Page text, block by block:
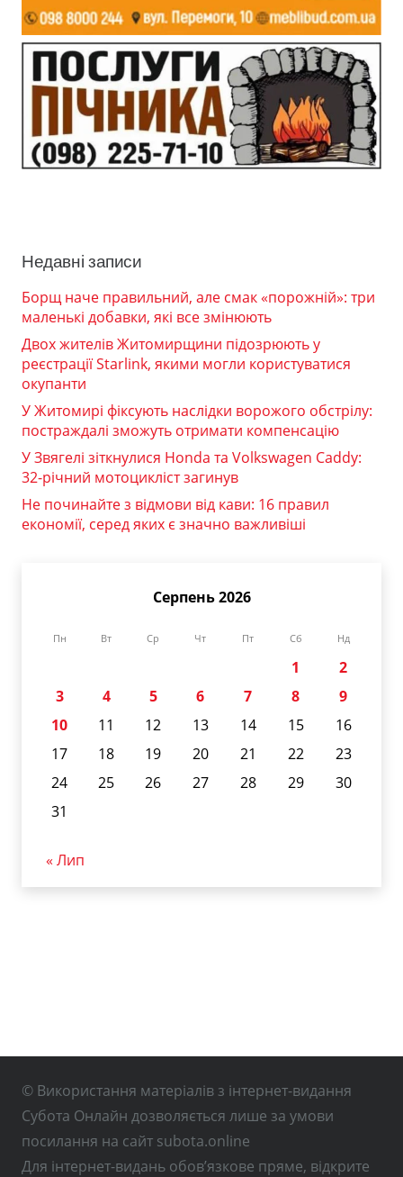
Недавні записи
Борщ наче правильний, але смак «порожній»: три
маленькі добавки, які все змінюють
Двох жителів Житомирщини підозрюють у
реєстрації Starlink, якими могли користуватися
окупанти
У Житомирі фіксують наслідки ворожого обстрілу:
постраждалі зможуть отримати компенсацію
У Звягелі зіткнулися Honda та Volkswagen Caddy:
32-річний мотоцикліст загинув
Не починайте з відмови від кави: 16 правил
економії, серед яких є значно важливіші
Серпень 2026
Пн Вт Ср Чт Пт Сб Нд
1
2
3
4 5 6 7 8
9
10
11 12 13 14 15
16
17
18 19 20 21 22
23
24
25 26 27 28 29
30
31
« Лип
© Використання матеріалів з інтернет-видання
Субота Онлайн дозволяється лише за умови
посилання на сайт subota.online
Для інтернет-видань обов’язкове пряме, відкрите